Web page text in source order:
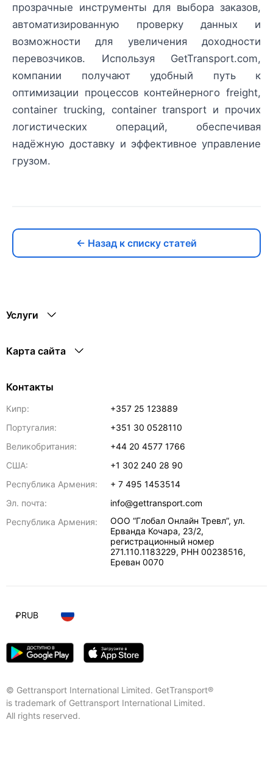
прозрачные инструменты для выбора заказов,
автоматизированную проверку данных и
возможности для увеличения доходности
перевозчиков. Используя GetTransport.com,
компании получают удобный путь к
оптимизации процессов контейнерного freight,
container trucking, container transport и прочих
логистических операций, обеспечивая
надёжную доставку и эффективное управление
грузом.
← Назад к списку статей
Услуги
Карта сайта
Контакты
Кипр:
+357 25 123889
Португалия:
+351 30 0528110
Великобритания:
+44 20 4577 1766
США:
+1 302 240 28 90
Республика Армения:
+ 7 495 1453514
Эл. почта:
info@gettransport.com
Республика Армения:
ООО “Глобал Онлайн Тревл”, ул.
Ерванда Кочара, 23/2,
регистрационный номер
271.110.1183229, РНН 00238516,
Ереван 0070
© Gettransport International Limited. GetTransport®
is trademark of Gettransport International Limited.
All rights reserved.
₽RUB